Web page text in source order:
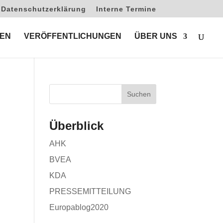
Datenschutzerklärung Interne Termine
VERÖFFENTLICHUNGEN ÜBER UNS
Überblick
AHK
BVEA
KDA
PRESSEMITTEILUNG
Europablog2020